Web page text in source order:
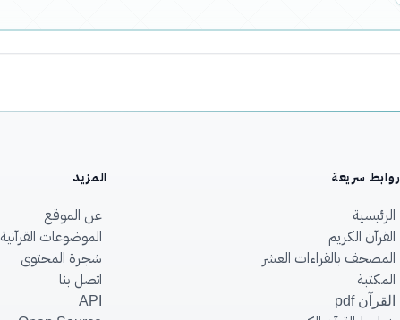
روابط سريعة
الرئيسية
القرآن الكريم
المصحف بالقراءات العشر
المكتبة
القرآن pdf
المزيد
عن الموقع
الموضوعات القرآنية
شجرة المحتوى
اتصل بنا
API